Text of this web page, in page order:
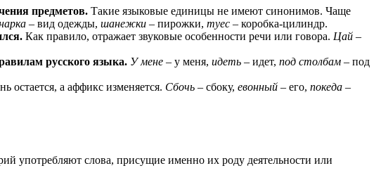
предметов. Такие языковые единицы не имеют синонимов. Чаще
– вид одежды, шанежки – пирожки, туес – коробка-цилиндр.
Как правило, отражает звуковые особенности речи или говора. Цай –
русского языка. У мене – у меня, идеть – идет, под столбам – под
остается, а аффикс изменяется. Сбочь – сбоку, евонный – его, покеда –
употребляют слова, присущие именно их роду деятельности или